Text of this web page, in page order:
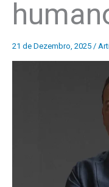
21 de Dezembro, 2025 /